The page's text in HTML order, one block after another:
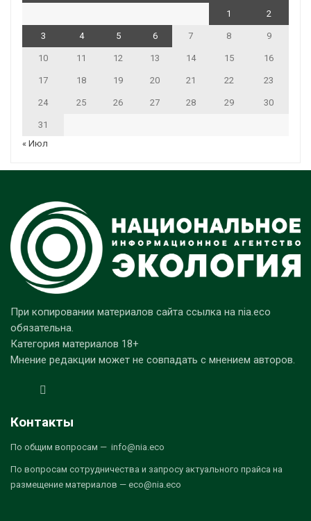
1 2
3 4 5 6 7 8 9
10 11 12 13 14 15 16
17 18 19 20 21 22 23
24 25 26 27 28 29 30
31
« Июл
При копировании материалов сайта ссылка на nia.eco
обязательна.
Категория материалов 18+
Мнение редакции может не совпадать с мнением авторов.
Контакты
По общим вопросам — info@nia.eco
По вопросам сотрудничества и запросу актуального прайса на
размещение материалов — eco@nia.eco